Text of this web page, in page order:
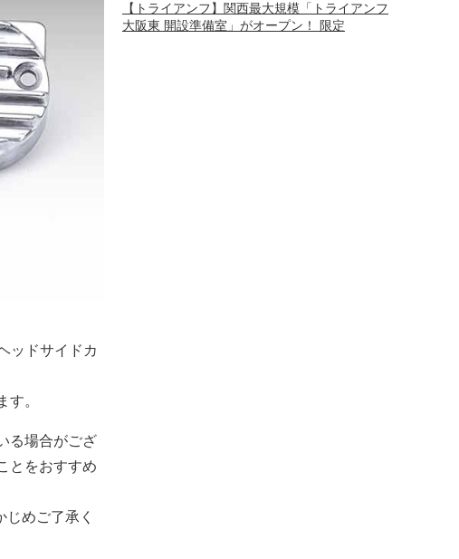
ッドサイドカ
。
る場合がござ
とをおすすめ
めご了承く
【トライアンフ】関西最大規模「トライアンフ
大阪東 開設準備室」がオープン！ 限定